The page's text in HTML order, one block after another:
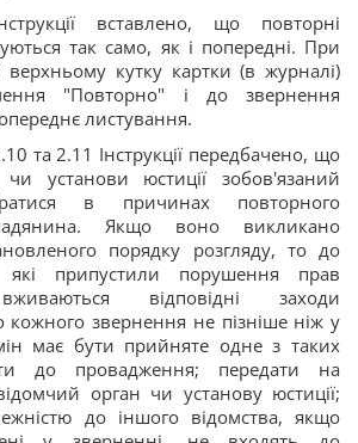
вставлено, що повторні
так само, як і попередні. При
кутку картки (в журналі)
"Повторно" і до звернення
листування.
та 2.11 Інструкції передбачено, що
чи установи юстиції зобов'язаний
в причинах повторного
Якщо воно викликано
порядку розгляду, то до
які припустили порушення прав
відповідні заходи
звернення не пізніше ніж у
має бути прийняте одне з таких
до провадження; передати на
орган чи установу юстиції;
до іншого відомства, якщо